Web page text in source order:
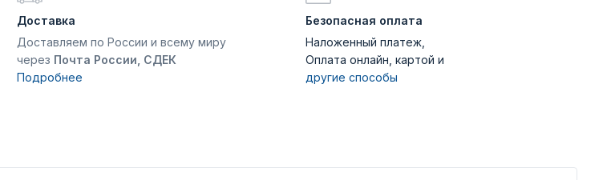
Доставка
Доставляем по России и всему миру
через Почта России, СДЕК
Подробнее
Безопасная оплата
Наложенный платеж,
Оплата онлайн, картой и
другие способы